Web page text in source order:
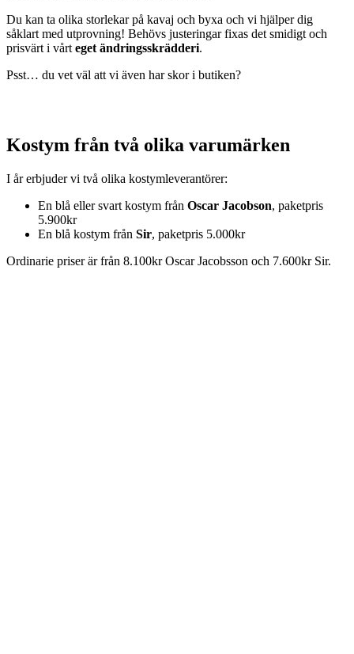
Du kan ta olika storlekar på kavaj och byxa och vi hjälper dig
såklart med utprovning! Behövs justeringar fixas det smidigt och
prisvärt i vårt eget ändringsskrädderi.
Psst… du vet väl att vi även har skor i butiken?
Kostym från två olika varumärken
I år erbjuder vi två olika kostymleverantörer:
En blå eller svart kostym från Oscar Jacobson, paketpris
5.900kr
En blå kostym från Sir, paketpris 5.000kr
Ordinarie priser är från 8.100kr Oscar Jacobsson och 7.600kr Sir.